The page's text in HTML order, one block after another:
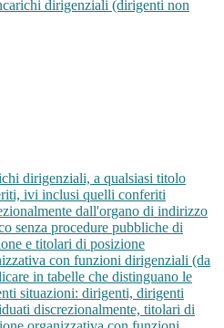
dirigenziali (dirigenti non
dirigenziali, a qualsiasi titolo
ivi inclusi quelli conferiti
dall'organo di indirizzo
senza procedure pubbliche di
e titolari di posizione
con funzioni dirigenziali (da
in tabelle che distinguano le
situazioni: dirigenti, dirigenti
discrezionalmente, titolari di